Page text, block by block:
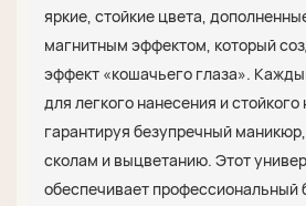
яркие, стойкие цвета,
магнитным эффектом, который
эффект «кошачьего глаза».
для легкого нанесения и
гарантируя безупречный
сколам и выцветанию. Этот
обеспечивает профессиональный